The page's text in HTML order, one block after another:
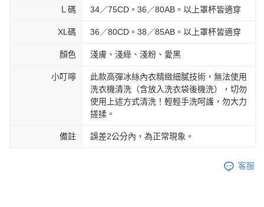
Ｌ碼 34／75CD。36／80AB。以上罩杯皆適穿
XL碼 36／80CD。38／85AB。以上罩杯皆適穿
顏色 淺膚、淺綠、淺粉、愛黑
小叮嚀
此款高彈冰絲內衣精緻細膩技術，無法使用
洗衣機清洗（含放入洗衣袋後機洗），切勿
使用上述方式清洗！輕輕手洗呵護，勿大力
搓揉。
備註 誤差2公分內，為正常現象。
客服